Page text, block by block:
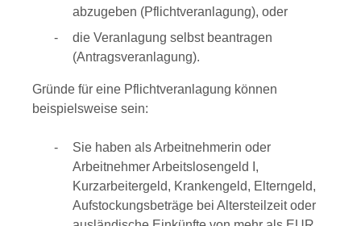
abzugeben (Pflichtveranlagung), oder
die Veranlagung selbst beantragen
(Antragsveranlagung).
Gründe für eine Pflichtveranlagung können
beispielsweise sein:
Sie haben als Arbeitnehmerin oder
Arbeitnehmer Arbeitslosengeld I,
Kurzarbeitergeld, Krankengeld, Elterngeld,
Aufstockungsbeträge bei Altersteilzeit oder